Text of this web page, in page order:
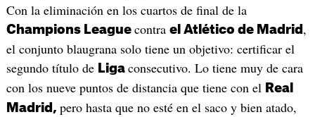
Con la eliminación en los cuartos de final de la
Champions League contra el Atlético de Madrid ,
el conjunto blaugrana solo tiene un objetivo: certificar el
segundo título de Liga consecutivo. Lo tiene muy de cara
con los nueve puntos de distancia que tiene con el Real
Madrid, pero hasta que no esté en el saco y bien atado,